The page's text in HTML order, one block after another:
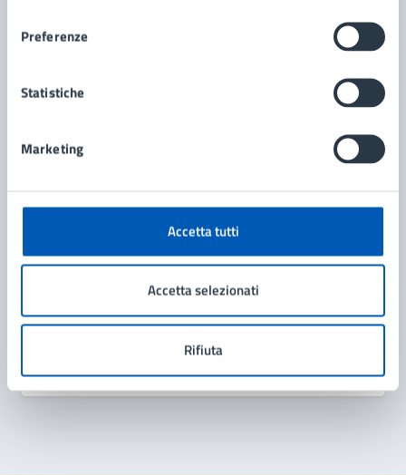
Preferenze
Statistiche
Marketing
Accetta tutti
Accetta selezionati
Rifiuta
Amministrazione
Segreteria Generale e Contratti